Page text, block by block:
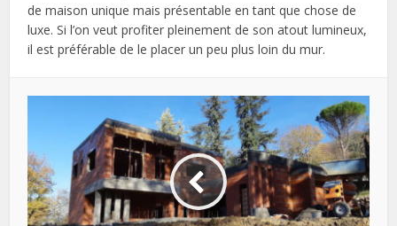
de maison unique mais présentable en tant que chose de
luxe. Si l’on veut profiter pleinement de son atout lumineux,
il est préférable de le placer un peu plus loin du mur.